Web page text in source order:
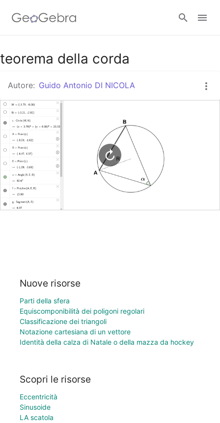
Google Classroom
GeoGebra Classroom
Accedi
teorema della corda
Autore: Guido Antonio DI NICOLA
Nuove risorse
Parti della sfera
Equiscomponibilità dei poligoni regolari
Classificazione dei triangoli
Notazione cartesiana di un vettore
Identità della calza di Natale o della mazza da hockey
Scopri le risorse
Eccentricità
Sinusoide
LA scatola